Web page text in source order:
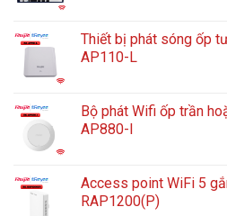
Thiết bị phát sóng ốp
AP110-L
Bộ phát Wifi ốp trần
AP880-I
Access point WiFi 5
RAP1200(P)